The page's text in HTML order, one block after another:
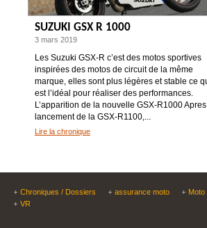
SUZUKI GSX R 1000
3 mars 2019
Les Suzuki GSX-R c’est des motos sportives
inspirées des motos de circuit de la même
marque, elles sont plus légères et stable ce
est l’idéal pour réaliser des performances.
L’apparition de la nouvelle GSX-R1000
lancement de la GSX-R1100,...
Lire la chronique
Chroniques / Dossiers assurance moto Moto
VR